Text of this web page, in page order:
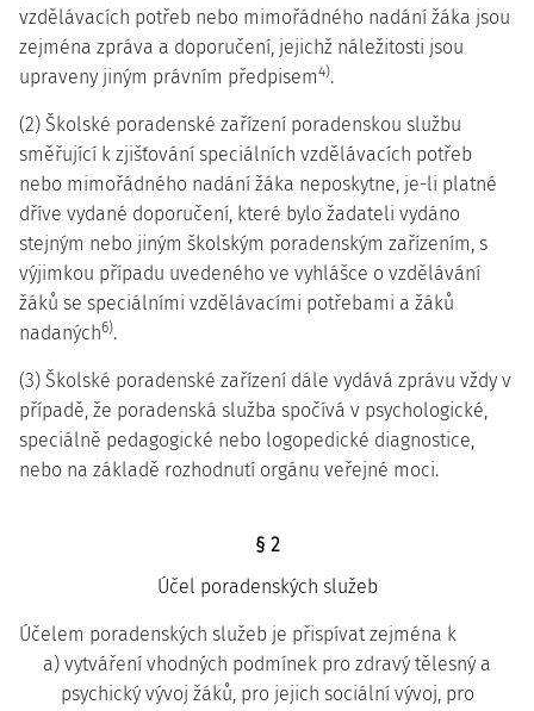
vzdělávacích potřeb nebo mimořádného nadání žáka jsou
zejména zpráva a doporučení, jejichž náležitosti jsou
upraveny jiným právním předpisem4).
(2) Školské poradenské zařízení poradenskou službu
směřující k zjišťování speciálních vzdělávacích potřeb
nebo mimořádného nadání žáka neposkytne, je-li platné
dříve vydané doporučení, které bylo žadateli vydáno
stejným nebo jiným školským poradenským zařízením, s
výjimkou případu uvedeného ve vyhlášce o vzdělávání
žáků se speciálními vzdělávacími potřebami a žáků
nadaných6).
(3) Školské poradenské zařízení dále vydává zprávu vždy v
případě, že poradenská služba spočívá v psychologické,
speciálně pedagogické nebo logopedické diagnostice,
nebo na základě rozhodnutí orgánu veřejné moci.
§ 2
Účel poradenských služeb
Účelem poradenských služeb je přispívat zejména k
a) vytváření vhodných podmínek pro zdravý tělesný a
psychický vývoj žáků, pro jejich sociální vývoj, pro